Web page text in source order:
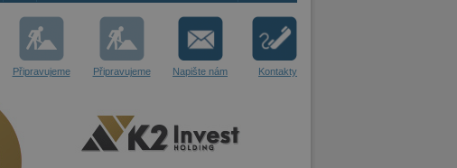
Připravujeme Připravujeme Napište nám Kontakty